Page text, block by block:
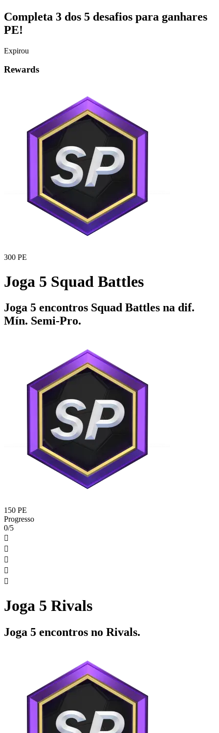
Completa 3 dos 5 desafios para ganhares
PE!
Expirou
Rewards
300 PE
Joga 5 Squad Battles
Joga 5 encontros Squad Battles na dif.
Mín. Semi-Pro.
150 PE
Progresso
0/5





Joga 5 Rivals
Joga 5 encontros no Rivals.